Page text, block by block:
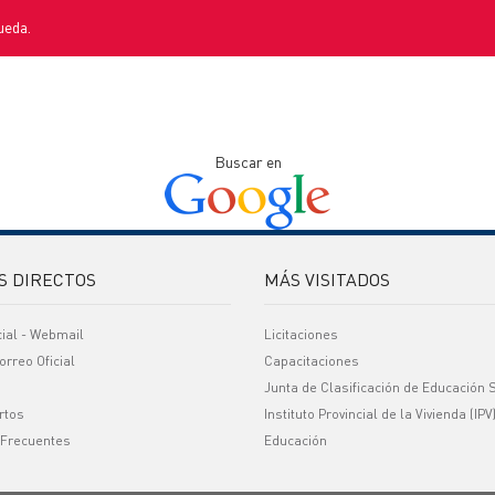
Buscar en
DIRECTOS
- Webmail
Oficial
MÁS VISITADOS
Licitaciones
Capacitaciones
Junta de Clasificación de Educación
Instituto Provincial de la Vivienda (IPV)
Educación